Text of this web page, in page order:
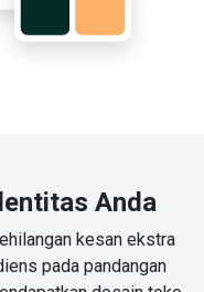
Anda
kesan ekstra
pada pandangan